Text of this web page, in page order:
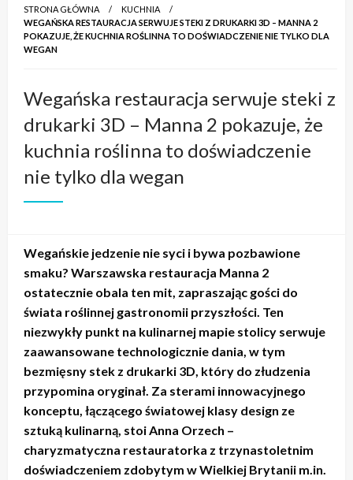
STRONA GŁÓWNA
KUCHNIA
WEGAŃSKA RESTAURACJA SERWUJE STEKI Z DRUKARKI 3D – MANNA 2
POKAZUJE, ŻE KUCHNIA ROŚLINNA TO DOŚWIADCZENIE NIE TYLKO DLA
WEGAN
Wegańska restauracja serwuje steki z
drukarki 3D – Manna 2 pokazuje, że
kuchnia roślinna to doświadczenie
nie tylko dla wegan
Wegańskie jedzenie nie syci i bywa pozbawione
smaku? Warszawska restauracja Manna 2
ostatecznie obala ten mit, zapraszając gości do
świata roślinnej gastronomii przyszłości. Ten
niezwykły punkt na kulinarnej mapie stolicy serwuje
zaawansowane technologicznie dania, w tym
bezmięsny stek z drukarki 3D, który do złudzenia
przypomina oryginał. Za sterami innowacyjnego
konceptu, łączącego światowej klasy design ze
sztuką kulinarną, stoi Anna Orzech –
charyzmatyczna restauratorka z trzynastoletnim
doświadczeniem zdobytym w Wielkiej Brytanii m.in.